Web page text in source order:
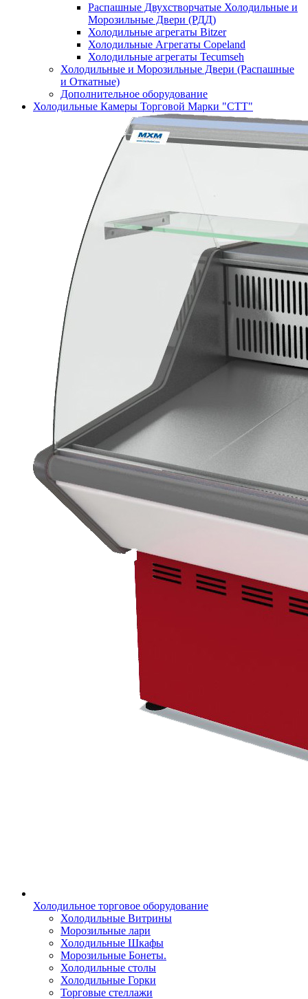
Распашные Двухстворчатые Холодильные и
Морозильные Двери (РДД)
Холодильные агрегаты Bitzer
Холодильные Агрегаты Copeland
Холодильные агрегаты Tecumseh
Холодильные и Морозильные Двери (Распашные
и Откатные)
Дополнительное оборудование
Холодильные Камеры Торговой Марки "СТТ"
Холодильное торговое оборудование
Холодильные Витрины
Морозильные лари
Холодильные Шкафы
Морозильные Бонеты.
Холодильные столы
Холодильные Горки
Торговые стеллажи